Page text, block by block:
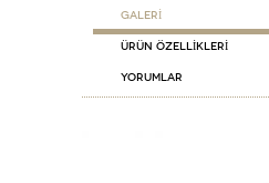
GALERİ
ÜRÜN ÖZELLİKLERİ
Yorumlar